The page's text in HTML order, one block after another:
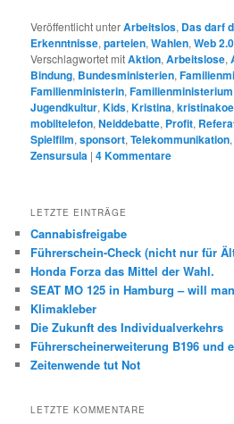
Veröffentlicht unterArbeitslos, Das darf
Erkenntnisse,parteien,Wahlen,Web 2.0
Verschlagwortet mitAktion,Arbeitslose,
Bindung, Bundesministerien,
Familienministerin,Familienministerium
Jugendkultur,Kids,Kristina,
mobiltelefon,Neiddebatte, Profit,
Spielfilm,sponsort,Telekommunikation
Zensursula |4Kommentare
LETZTE EINTRÄGE
Cannabisfreigabe
Führerschein-Check (nicht nur für
Honda Forza das Mittel der Wahl.
SEAT MO 125 in Hamburg – will
Klimakleber
Die Zukunft des Individualverkehrs
Führerscheinerweiterung B196 und
Zeitenwende tut Not
LETZTE KOMMENTARE